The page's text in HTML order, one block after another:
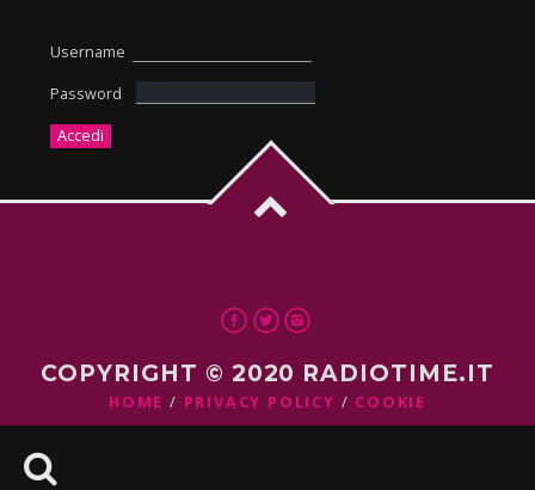
Username
Password
COPYRIGHT © 2020 RADIOTIME.IT
HOME PRIVACY POLICY COOKIE